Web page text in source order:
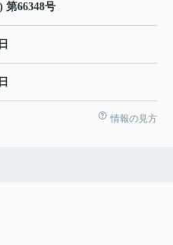
第66348号
情報の見方